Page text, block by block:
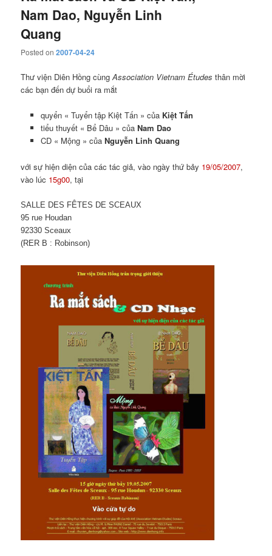
Nam Dao, Nguyễn Linh
Quang
Posted on2007-04-24
Thư viện Diên Hồng cùngAssociation Vietnam Études thân mời
các bạn đến dự buổi ra mắt
quyển « Tuyển tập Kiệt Tấn » của Kiệt Tấn
tiểu thuyết « Bể Dâu » của Nam Dao
CD « Mộng » của Nguyễn Linh Quang
với sự hiện diện của các tác giả, vào ngày thứ bảy 19/05/2007,
vào lúc 15g00, tại
SALLE DES FÊTES DE SCEAUX
95 rue Houdan
92330 Sceaux
(RER B : Robinson)